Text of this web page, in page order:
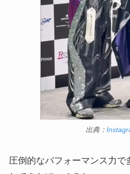
出典：
圧倒的なパフォーマンス力で